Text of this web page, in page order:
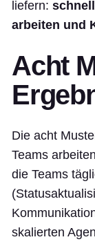
liefern:
arbeiten und
Acht
Die acht
Teams
die Teams
skalierten